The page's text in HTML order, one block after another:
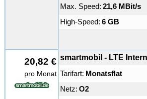
Max. Speed: 21,6 MBit/s
High-Speed: 6 GB
20,82 €
pro Monat
smartmobil - LTE
Tarifart: Monatsflat
Netz: O2